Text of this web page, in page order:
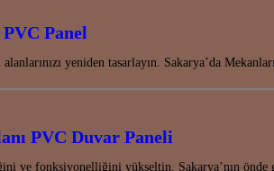
Panel
yeniden tasarlayın. Sakarya’da
PVC Duvar Paneli
ve fonksiyonelliğini yükseltin. Sakarya’nın